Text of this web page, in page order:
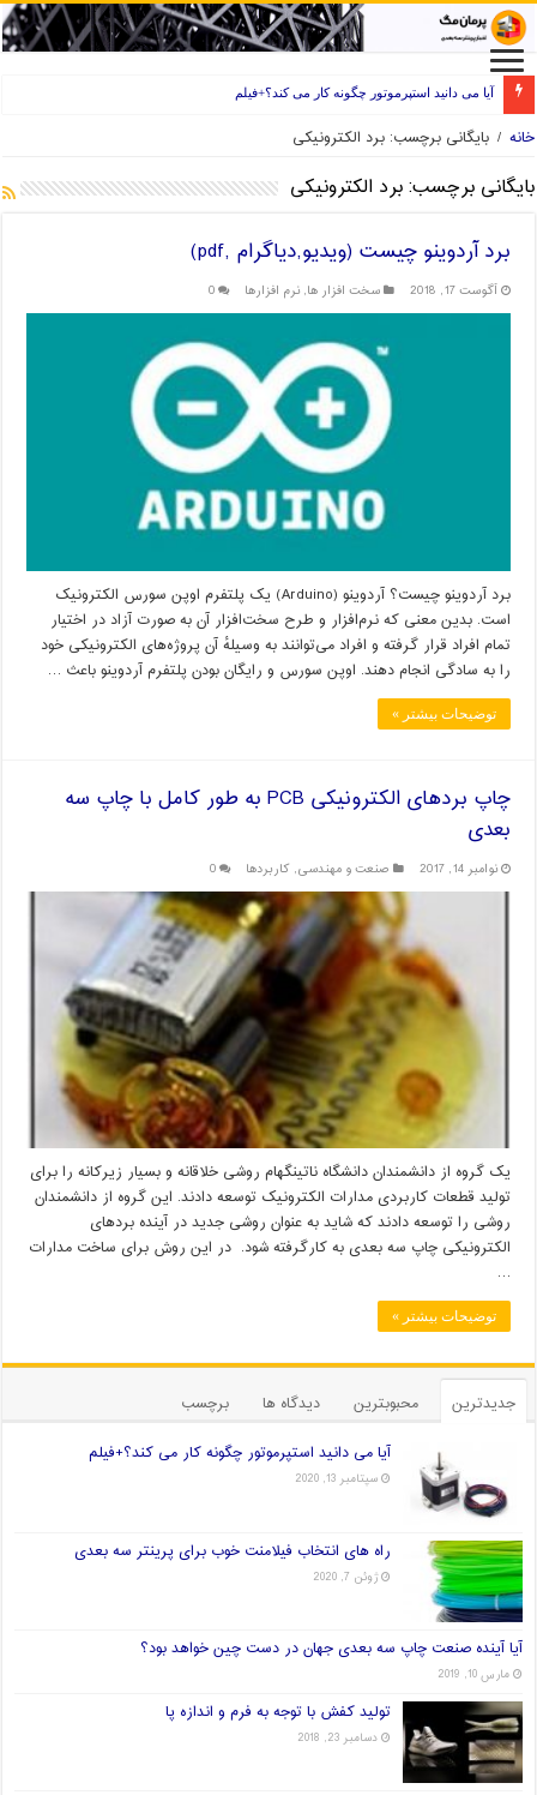
آیا می دانید استپرموتور چگونه کار می کند؟+فیلم
راه های انتخاب فیلامنت خوب برای پرینتر سه بعدی
خانه / بایگانی برچسب: برد الکترونیکی
بایگانی برچسب:برد الکترونیکی
برد آردوینو چیست (ویدیو,دیاگرام ,pdf)
آگوست 17, 2018 سخت افزار ها,نرم افزارها 0
برد آردوینو چیست؟ آردوینو (Arduino) یک پلتفرم اوپن سورس الکترونیک
است. بدین معنی که نرم‌افزار و طرح سخت‌افزار آن به صورت آزاد در اختیار
تمام افراد قرار گرفته و افراد می‌توانند به وسیلهٔ آن پروژه‌های الکترونیکی خود
را به سادگی انجام دهند. اوپن سورس و رایگان بودن پلتفرم آردوینو باعث …
توضیحات بیشتر »
چاپ بردهای الکترونیکی PCB به طور کامل با چاپ سه
بعدی
نوامبر 14, 2017 صنعت و مهندسی, کاربردها 0
یک گروه از دانشمندان دانشگاه ناتینگهام روشی خلاقانه و بسیار زیرکانه را برای
تولید قطعات کاربردی مدارات الکترونیک توسعه دادند. این گروه از دانشمندان
روشی را توسعه دادند که شاید به عنوان روشی جدید در آینده بردهای
الکترونیکی چاپ سه بعدی به کارگرفته شود. در این روش برای ساخت مدارات
…
توضیحات بیشتر »
جدیدترین محبوبترین دیدگاه ها برچسب
آیا می دانید استپرموتور چگونه کار می کند؟+فیلم
سپتامبر 13, 2020
راه های انتخاب فیلامنت خوب برای پرینتر سه بعدی
ژوئن 7, 2020
آیا آینده صنعت چاپ سه بعدی جهان در دست چین خواهد بود؟
مارس 10, 2019
تولید کفش با توجه به فرم و اندازه پا
دسامبر 23, 2018